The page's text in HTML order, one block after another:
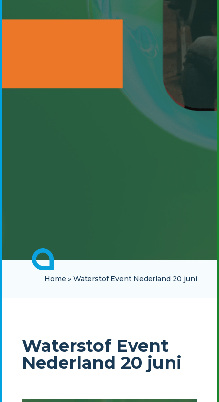
Home »Waterstof Event Nederland 20 juni
Waterstof Event
Nederland 20 juni